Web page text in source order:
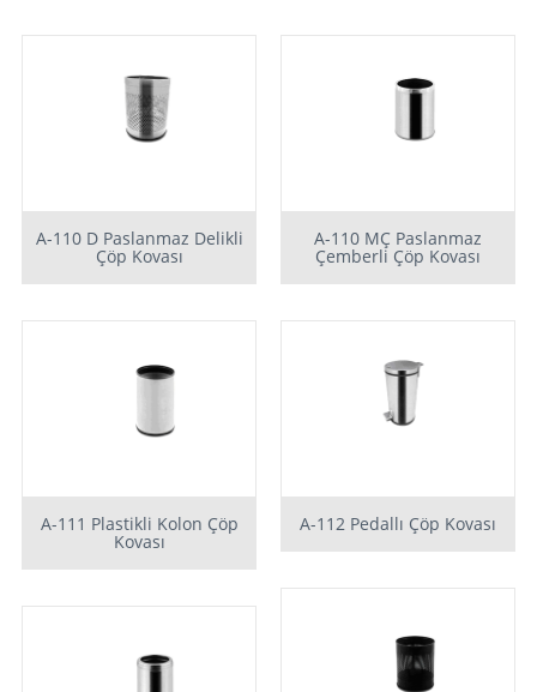
A-110 D Paslanmaz Delikli
Çöp Kovası
A-110 MÇ Paslanmaz
Çemberli Çöp Kovası
A-111 Plastikli Kolon Çöp
Kovası
A-112 Pedallı Çöp Kovası